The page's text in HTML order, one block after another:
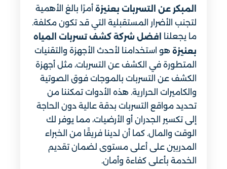
المبكر عن التسربات بعنيزة أمرًا بالغ الأهمية
لتجنب الأضرار المستقبلية التي قد تكون مكلفة.
ما يجعلنا
افضل شركة كشف تسربات المياه
بعنيزة هو استخدامنا لأحدث الأجهزة والتقنيات
المتطورة في الكشف عن التسربات، مثل أجهزة
الكشف عن التسربات بالموجات فوق الصوتية
والكاميرات الحرارية. هذه الأدوات تمكننا من
تحديد مواقع التسربات بدقة عالية دون الحاجة
إلى تكسير الجدران أو الأرضيات، مما يوفر لك
الوقت والمال. كما أن لدينا فريقًا من الخبراء
المدربين على أعلى مستوى لضمان تقديم
الخدمة بأعلى كفاءة وأمان.